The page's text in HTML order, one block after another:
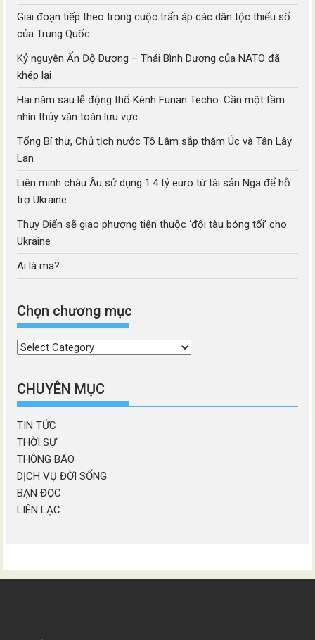
Giai đoạn tiếp theo trong cuộc trấn áp các dân tộc thiểu số
của Trung Quốc
Kỷ nguyên Ấn Độ Dương – Thái Bình Dương của NATO đã
khép lại
Hai năm sau lễ động thổ Kênh Funan Techo: Cần một tầm
nhìn thủy văn toàn lưu vực
Tổng Bí thư, Chủ tịch nước Tô Lâm sắp thăm Úc và Tân Lây
Lan
Liên minh châu Âu sử dụng 1.4 tỷ euro từ tài sản Nga để hỗ
trợ Ukraine
Thụy Điển sẽ giao phương tiện thuộc ‘đội tàu bóng tối’ cho
Ukraine
Ai là ma?
Chọn chương mục
Chọn
mục
CHUYÊN MỤC
TIN TỨC
THỜI SỰ
THÔNG BÁO
DỊCH VỤ ĐỜI SỐNG
BẠN ĐỌC
LIÊN LẠC